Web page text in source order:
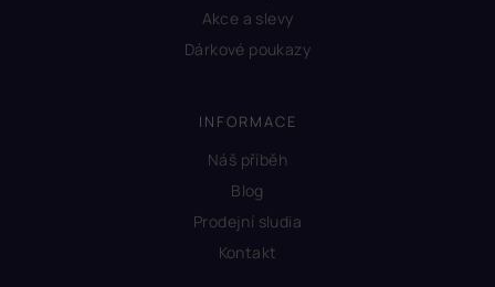
Akce a slevy
Dárkové poukazy
INFORMACE
Náš příběh
Blog
Prodejní sludia
Kontakt